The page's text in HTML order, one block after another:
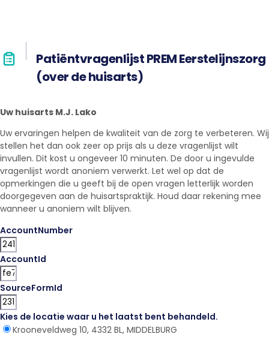
Patiëntvragenlijst PREM Eerstelijnszorg
(over de huisarts)
Uw huisarts M.J. Lako
Uw ervaringen helpen de kwaliteit van de zorg te verbeteren. Wij
stellen het dan ook zeer op prijs als u deze vragenlijst wilt
invullen. Dit kost u ongeveer 10 minuten. De door u ingevulde
vragenlijst wordt anoniem verwerkt. Let wel op dat de
opmerkingen die u geeft bij de open vragen letterlijk worden
doorgegeven aan de huisartspraktijk. Houd daar rekening mee
wanneer u anoniem wilt blijven.
AccountNumber
AccountId
SourceFormId
Kies de locatie waar u het laatst bent behandeld.
Krooneveldweg 10, 4332 BL, MIDDELBURG